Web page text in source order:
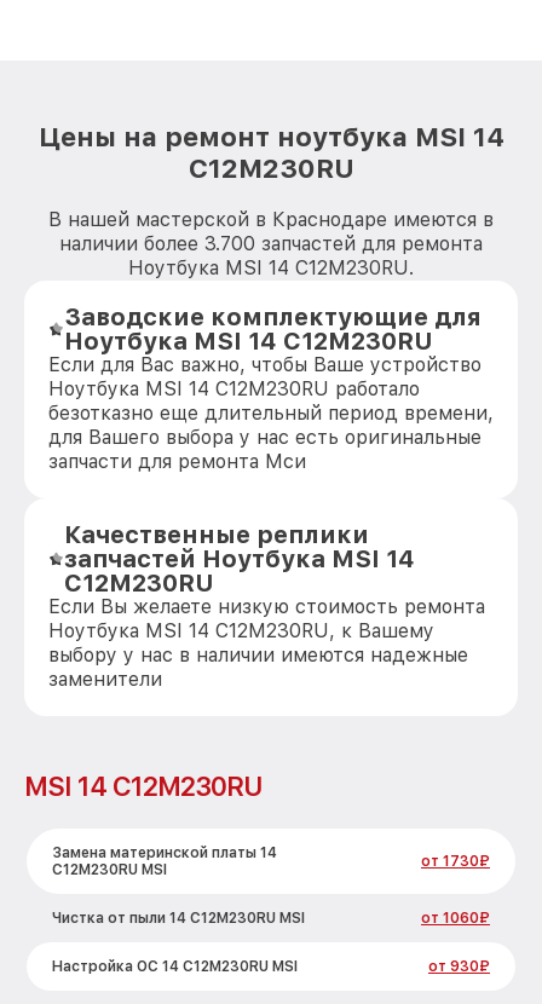
Цены на ремонт ноутбука MSI 14
C12M230RU
В нашей мастерской в Краснодаре имеются в
наличии более 3.700 запчастей для ремонта
Ноутбука MSI 14 C12M230RU.
Заводские комплектующие для
Ноутбука MSI 14 C12M230RU
Если для Вас важно, чтобы Ваше устройство
Ноутбука MSI 14 C12M230RU работало
безотказно еще длительный период времени,
для Вашего выбора у нас есть оригинальные
запчасти для ремонта Мси
Качественные реплики
запчастей Ноутбука MSI 14
C12M230RU
Если Вы желаете низкую стоимость ремонта
Ноутбука MSI 14 C12M230RU, к Вашему
выбору у нас в наличии имеются надежные
заменители
MSI 14 C12M230RU
Замена материнской платы 14
C12M230RU MSI
от 1730₽
Чистка от пыли 14 C12M230RU MSI от 1060₽
Настройка ОС 14 C12M230RU MSI от 930₽